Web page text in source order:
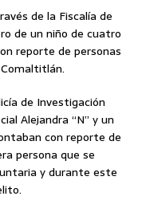
de la Fiscalía de
de un niño de cuatro
reporte de personas
de Investigación
Alejandra “N” y un
con reporte de
persona que se
y durante este